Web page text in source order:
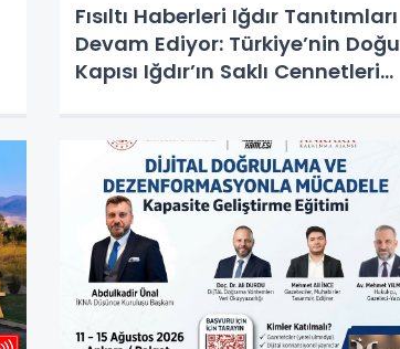
Fısıltı Haberleri Iğdır Tanıtımları
Devam Ediyor: Türkiye’nin Doğu
Kapısı Iğdır’ın Saklı Cennetleri